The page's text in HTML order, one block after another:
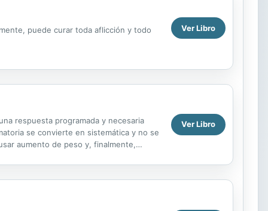
puede curar toda aflicción y todo Ver Libro
respuesta programada y necesaria
se convierte en sistemática y no se
aumento de peso y, finalmente,
Ver Libro